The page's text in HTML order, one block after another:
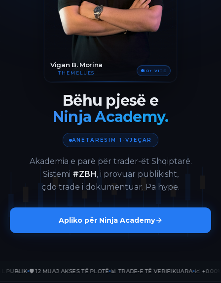
Vigan B. Morina
THEMELUES 10+ VITE
Bëhu pjesë e
Ninja Academy.
ANËTARËSIM 1-VJEÇAR
Akademia e parë për trader-ët Shqiptarë.
Sistemi #ZBH, i provuar publikisht,
çdo trade i dokumentuar. Pa hype.
Apliko për Ninja Academy
🛡️ 12 MUAJ AKSES TË PLOTË 📊 TRADE-E TË VERIFIKUARA 📈 +0.00%